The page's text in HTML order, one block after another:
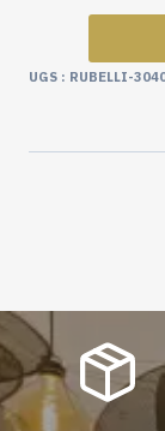
UGS : RUBELLI-